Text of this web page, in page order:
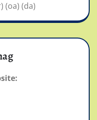
(oa) (da)